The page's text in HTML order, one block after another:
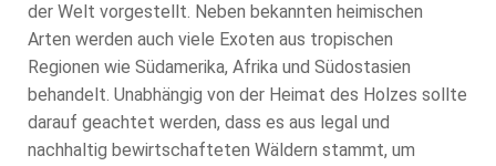
der Welt vorgestellt. Neben bekannten heimischen
Arten werden auch viele Exoten aus tropischen
Regionen wie Südamerika, Afrika und Südostasien
behandelt. Unabhängig von der Heimat des Holzes sollte
darauf geachtet werden, dass es aus legal und
nachhaltig bewirtschafteten Wäldern stammt, um